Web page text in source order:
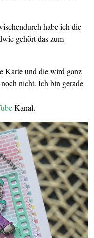
habe ich die
gehört das zum
Karte und die wird ganz
nicht. Ich bin gerade
Kanal.